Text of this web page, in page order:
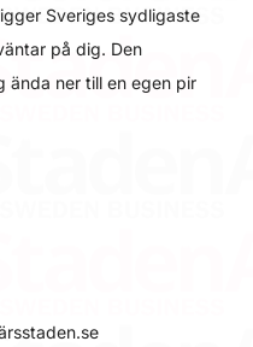
Sveriges sydligaste
på dig. Den
ända ner till en egen pir